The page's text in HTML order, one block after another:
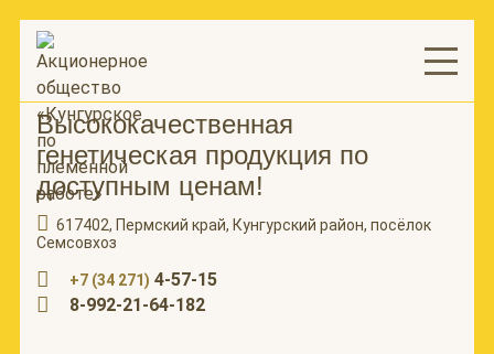
Высококачественная
генетическая продукция по
доступным ценам!
617402, Пермский край, Кунгурский район, посёлок
Семсовхоз
+7 (34 271) 4-57-15
8-992-21-64-182